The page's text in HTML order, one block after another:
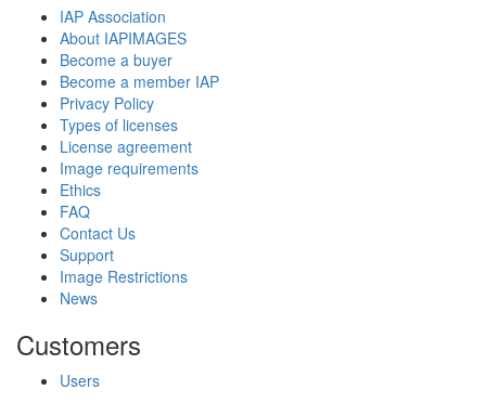
IAP Association
About IAPIMAGES
Become a buyer
Become a member IAP
Privacy Policy
Types of licenses
License agreement
Image requirements
Ethics
FAQ
Contact Us
Support
Image Restrictions
News
Customers
Users